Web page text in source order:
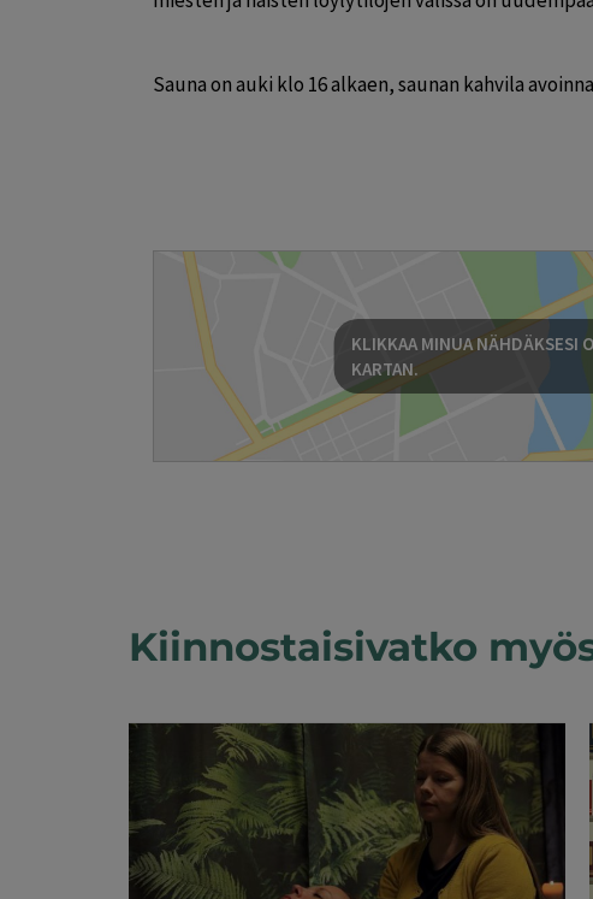
Sauna on auki klo 16 alkaen, saunan kahvila avoinna
KLIKKAA MINUA NÄHDÄKSESI
KARTAN.
Kiinnostaisivatko